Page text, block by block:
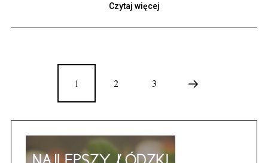
Czytaj więcej
1 2 3